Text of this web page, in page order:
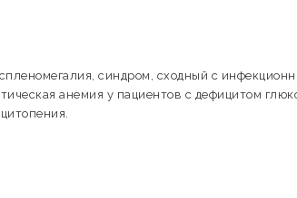
синдром, сходный с
анемия у пациентов с дефицитом